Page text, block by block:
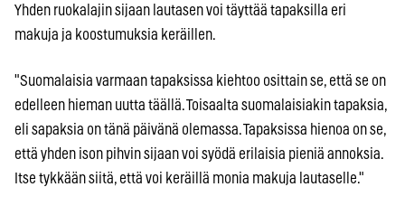
Yhden ruokalajin sijaan lautasen voi täyttää tapaksilla eri
makuja ja koostumuksia keräillen.
"Suomalaisia varmaan tapaksissa kiehtoo osittain se, että se on
edelleen hieman uutta täällä. Toisaalta suomalaisiakin tapaksia,
eli sapaksia on tänä päivänä olemassa. Tapaksissa hienoa on se,
että yhden ison pihvin sijaan voi syödä erilaisia pieniä annoksia.
Itse tykkään siitä, että voi keräillä monia makuja lautaselle."